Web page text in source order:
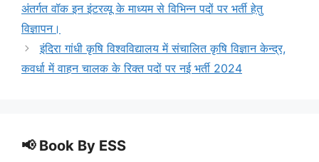
अंतर्गत वॉक इन इंटरव्यू के माध्यम से विभिन्न पदों पर भर्ती हेतु
विज्ञापन।
इंदिरा गांधी कृषि विश्वविद्यालय में संचालित कृषि विज्ञान केन्द्र,
कवर्धा में वाहन चालक के रिक्त पदों पर नई भर्ती 2024
📢 Book By ESS